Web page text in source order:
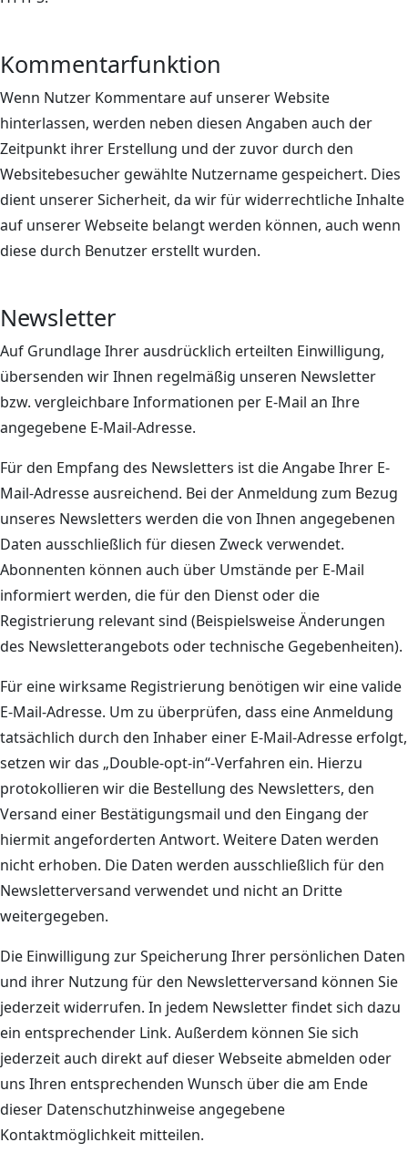
Kommentarfunktion
Wenn Nutzer Kommentare auf unserer Website
hinterlassen, werden neben diesen Angaben auch der
Zeitpunkt ihrer Erstellung und der zuvor durch den
Websitebesucher gewählte Nutzername gespeichert. Dies
dient unserer Sicherheit, da wir für widerrechtliche Inhalte
auf unserer Webseite belangt werden können, auch wenn
diese durch Benutzer erstellt wurden.
Newsletter
Auf Grundlage Ihrer ausdrücklich erteilten Einwilligung,
übersenden wir Ihnen regelmäßig unseren Newsletter
bzw. vergleichbare Informationen per E-Mail an Ihre
angegebene E-Mail-Adresse.
Für den Empfang des Newsletters ist die Angabe Ihrer E-
Mail-Adresse ausreichend. Bei der Anmeldung zum Bezug
unseres Newsletters werden die von Ihnen angegebenen
Daten ausschließlich für diesen Zweck verwendet.
Abonnenten können auch über Umstände per E-Mail
informiert werden, die für den Dienst oder die
Registrierung relevant sind (Beispielsweise Änderungen
des Newsletterangebots oder technische Gegebenheiten).
Für eine wirksame Registrierung benötigen wir eine valide
E-Mail-Adresse. Um zu überprüfen, dass eine Anmeldung
tatsächlich durch den Inhaber einer E-Mail-Adresse erfolgt,
setzen wir das „Double-opt-in“-Verfahren ein. Hierzu
protokollieren wir die Bestellung des Newsletters, den
Versand einer Bestätigungsmail und den Eingang der
hiermit angeforderten Antwort. Weitere Daten werden
nicht erhoben. Die Daten werden ausschließlich für den
Newsletterversand verwendet und nicht an Dritte
weitergegeben.
Die Einwilligung zur Speicherung Ihrer persönlichen Daten
und ihrer Nutzung für den Newsletterversand können Sie
jederzeit widerrufen. In jedem Newsletter findet sich dazu
ein entsprechender Link. Außerdem können Sie sich
jederzeit auch direkt auf dieser Webseite abmelden oder
uns Ihren entsprechenden Wunsch über die am Ende
dieser Datenschutzhinweise angegebene
Kontaktmöglichkeit mitteilen.